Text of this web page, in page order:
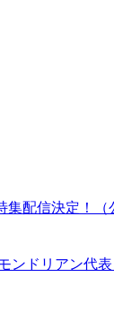
配信決定！（
ドリアン代